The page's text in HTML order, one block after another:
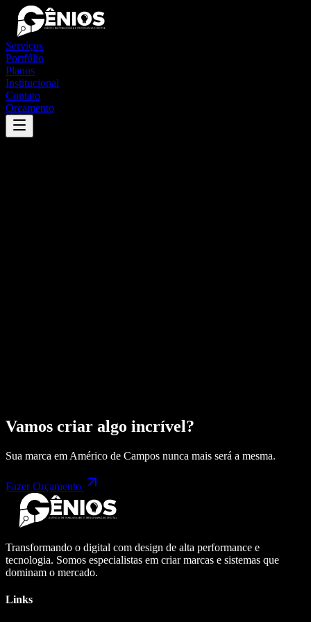
Serviços
Portfólio
Planos
Institucional
Contato
Orçamento
Vamos criar algo incrível?
Sua marca em Américo de Campos nunca mais será a mesma.
Fazer Orçamento
Transformando o digital com design de alta performance e
tecnologia. Somos especialistas em criar marcas e sistemas que
dominam o mercado.
Links